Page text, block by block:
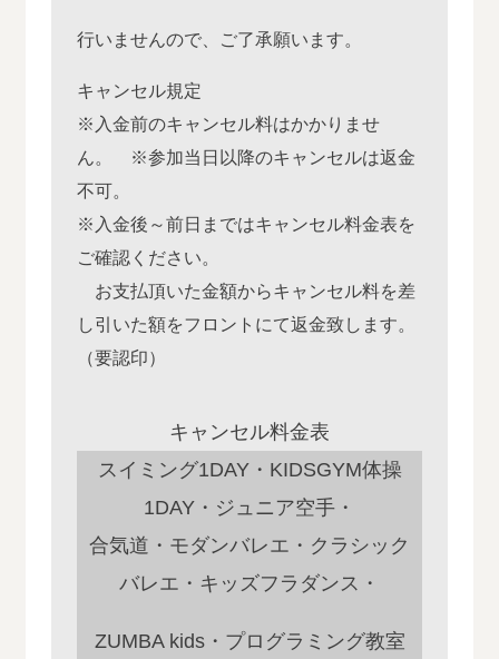
行いませんので、ご了承願います。
キャンセル規定
※入金前のキャンセル料はかかりませ
ん。 ※参加当日以降のキャンセルは返金
不可。
※入金後～前日まではキャンセル料金表を
ご確認ください。
お支払頂いた金額からキャンセル料を差
し引いた額をフロントにて返金致します。
（要認印）
キャンセル料金表
スイミング1DAY・KIDSGYM体操
1DAY・ジュニア空手・
合気道・モダンバレエ・クラシック
バレエ・キッズフラダンス・
ZUMBA kids・プログラミング教室